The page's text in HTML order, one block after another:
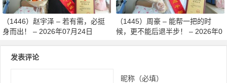
（1446）赵宇泽 – 若有需，必挺
身而出！ – 2026年07月24日
（1445）周豪 – 能帮一把的时
候，更不能后退半步！ – 2026年0
发表评论
昵称（必填）